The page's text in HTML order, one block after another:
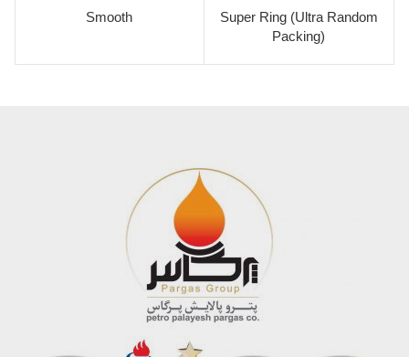
Super Ring (Ultra Random
Packing)
Smooth